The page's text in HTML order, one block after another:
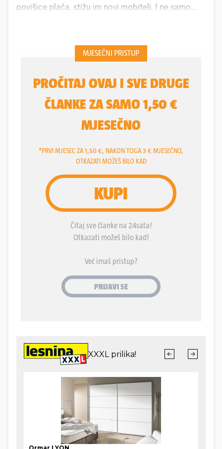
povišice plaća, stižu im novi mobiteli. I ne samo
državnim odvjetništvima, sudovima, bolnicama,
sveučilištima, zavodima...